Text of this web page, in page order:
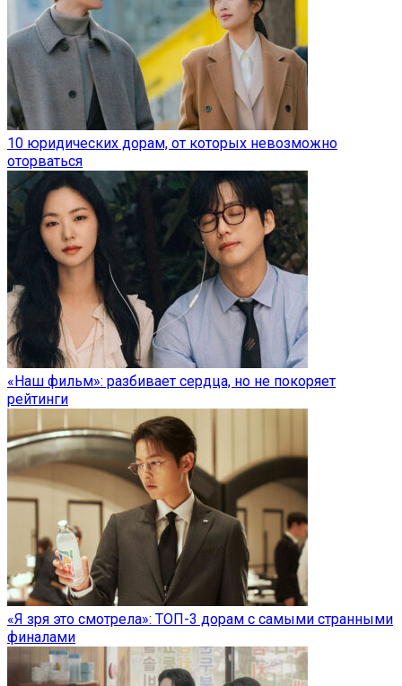
10 юридических дорам, от которых невозможно
оторваться
«Наш фильм»: разбивает сердца, но не покоряет
рейтинги
«Я зря это смотрела»: ТОП-3 дорам с самыми странными
финалами